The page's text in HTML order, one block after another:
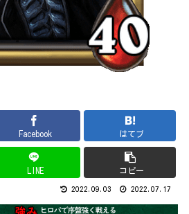
Facebook はてブ
LINE コピー
2022.09.03 2022.07.17